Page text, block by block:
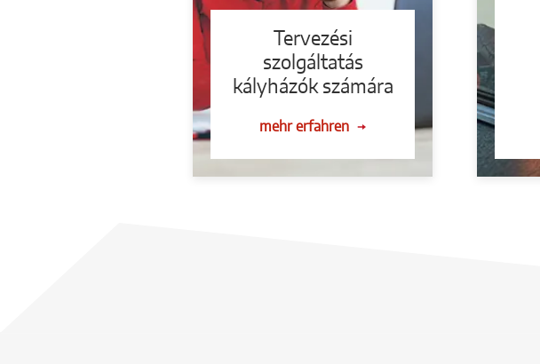
Tervezési
szolgáltatás
kályházók számára
mehr erfahren